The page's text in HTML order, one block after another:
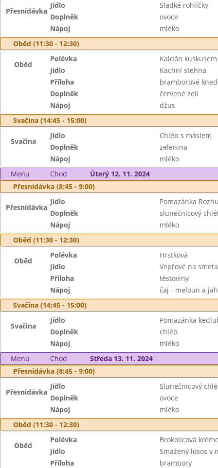
Přesnídávka
Jídlo
Sladké rohlíčky
Doplněk
ovoce
Nápoj
mléko
Oběd (11:30 - 12:30)
Oběd
Polévka
Kaldón kuskusem
Jídlo
Kachní stehna
Příloha
bramborové
Doplněk
červené zelí
Nápoj
džus
Svačina (14:45 - 15:00)
Svačina
Jídlo
Chléb s máslem
Doplněk
zelenina
Nápoj
mléko
Menu
Chod
Úterý 12. 11. 2024
Přesnídávka (8:45 - 9:00)
Přesnídávka
Jídlo
Pomazánka
Doplněk
slunečnicový
Nápoj
mléko
Oběd (11:30 - 12:30)
Oběd
Polévka
Hrstková
Jídlo
Vepřové na
Příloha
těstoviny
Nápoj
čaj - meloun a
Svačina (14:45 - 15:00)
Svačina
Jídlo
Pomazánka
Doplněk
chléb
Nápoj
mléko
Menu
Chod
Středa 13. 11. 2024
Přesnídávka (8:45 - 9:00)
Přesnídávka
Jídlo
Slunečnicový
Doplněk
ovoce
Nápoj
mléko
Oběd (11:30 - 12:30)
Oběd
Polévka
Brokolicová
Jídlo
Smažený losos v
Příloha
brambory